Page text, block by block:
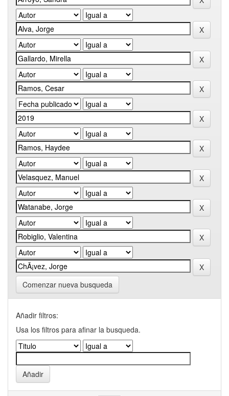
Comenzar nueva busqueda
Añadir filtros:
Usa los filtros para afinar la busqueda.